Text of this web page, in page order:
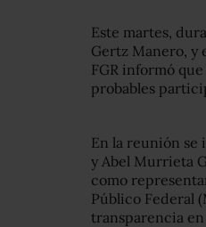
Este martes,
Gertz Manero, y
FGR informó
probables
En la reunión
y Abel Murrieta
como
Público Federal
transparencia